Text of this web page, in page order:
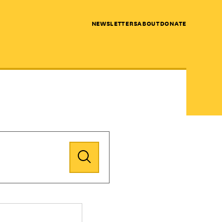
NEWSLETTERSABOUTDONATE